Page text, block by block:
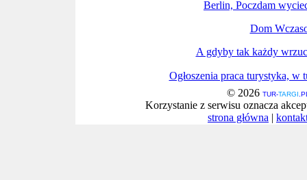
Berlin, Poczdam
Dom
A gdyby tak każdy
Ogłoszenia praca turystyka, w
© 2026 TUR-TARGI
Korzystanie z serwisu oznacza
strona główna |